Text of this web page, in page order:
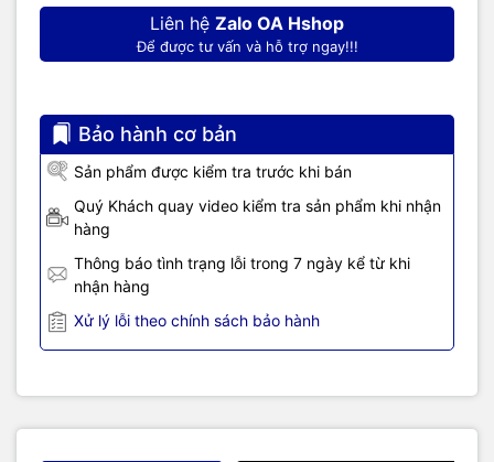
Liên hệ Zalo OA Hshop
Để được tư vấn và hỗ trợ ngay!!!
Bảo hành cơ bản
Sản phẩm được kiểm tra trước khi bán
Quý Khách quay video kiểm tra sản phẩm khi nhận
hàng
Thông báo tình trạng lỗi trong 7 ngày kể từ khi
nhận hàng
Xử lý lỗi theo chính sách bảo hành